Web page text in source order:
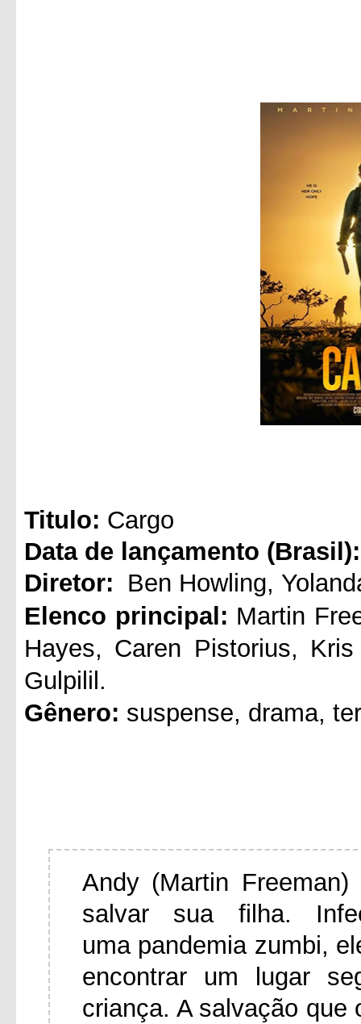
Titulo: Cargo
Data de lançamento (Brasil):
Diretor: Ben Howling,
Elenco principal: Martin
Hayes, Caren Pistorius,
Gulpilil.
Gênero: suspense, drama,
Andy (Martin
salvar sua filha.
uma pandemia zumbi,
encontrar um lugar
criança. A salvação que